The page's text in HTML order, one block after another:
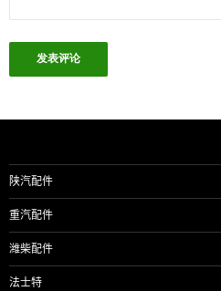
陕汽配件
重汽配件
潍柴配件
法士特